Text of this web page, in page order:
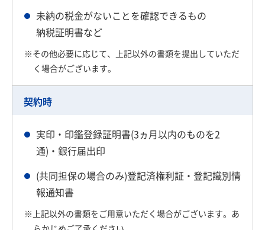
未納の税金がないことを確認できるもの
納税証明書など
※その他必要に応じて、上記以外の書類を提出していただ
く場合がございます。
契約時
実印・印鑑登録証明書(3ヵ月以内のものを2
通)・銀行届出印
(共同担保の場合のみ)登記済権利証・登記識別情
報通知書
※上記以外の書類をご用意いただく場合がございます。あ